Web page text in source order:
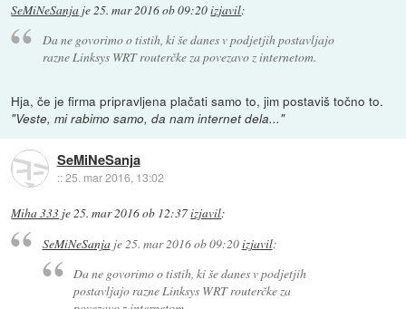
SeMiNeSanja je25. mar 2016 ob 09:20izjavil:
Da ne govorimo o tistih, ki še danes v podjetjih postavljajo
razne Linksys WRT routerčke za povezavo z internetom.
Hja, če je firma pripravljena plačati samo to, jim postaviš točno to.
"Veste, mi rabimo samo, da nam internet dela..."
SeMiNeSanja
::25. mar 2016, 13:02
Miha 333 je25. mar 2016 ob 12:37izjavil:
SeMiNeSanjaje25. mar 2016 ob 09:20izjavil:
Da ne govorimo o tistih, ki še danes v podjetjih
postavljajo razne Linksys WRT routerčke za